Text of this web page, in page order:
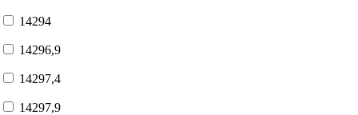
14294
14296,9
14297,4
14297,9